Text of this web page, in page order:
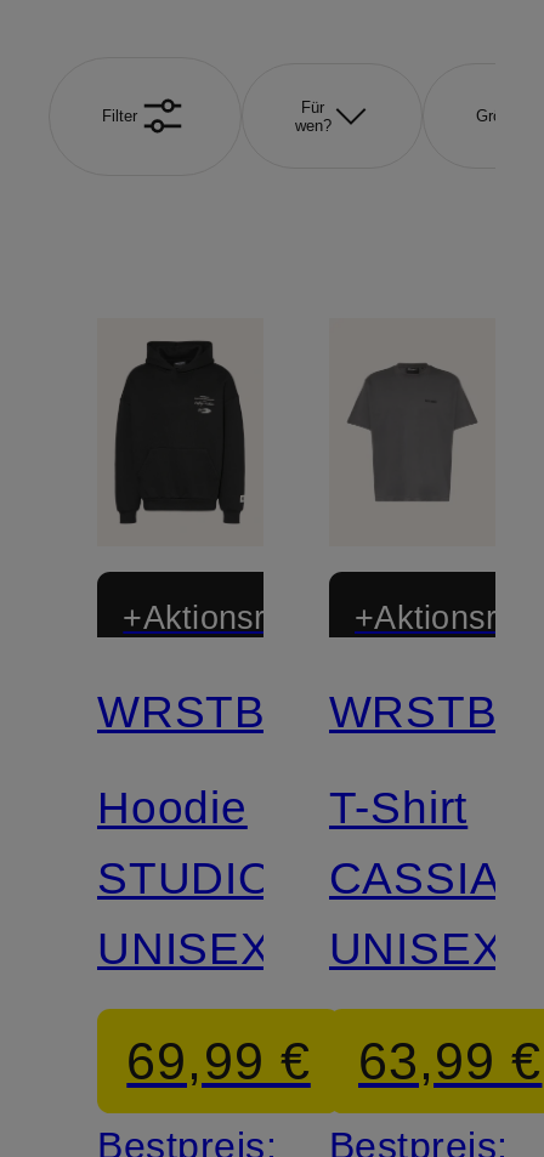
Filter
Für
wen?
Größe
+Aktionsrabatt
WRSTBHVR
Hoodie
STUDIO
UNISEX
69,99 €
Bestpreis:
T-Shirt
CASSIAN
UNISEX
63,99 €
Bestpreis: